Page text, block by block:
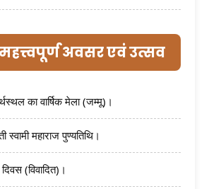
अवसर एवं उत्सव
का वार्षिक मेला (जम्मू)।
स्वामी महाराज पुण्यतिथि।
(विवादित)।